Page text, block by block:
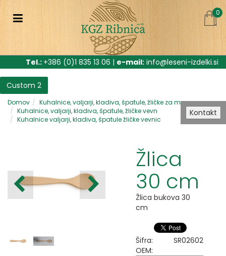
Kontakt
0
Tel.: +386 (0)1 835 13 06 | e-mail: info@leseni-izdelki.si
Custom 2
Domov
Kuhalnice, valjarji, kladiva, špatule, žličke za m
Kuhalnice, valjarji, kladiva, špatule, žličke vevn
Kuhalnice valjarji, kladiva, špatule žličke vevnic
Žlica
30 cm
Žlica bukova 30
cm
Šifra:
SR02602
OEM: